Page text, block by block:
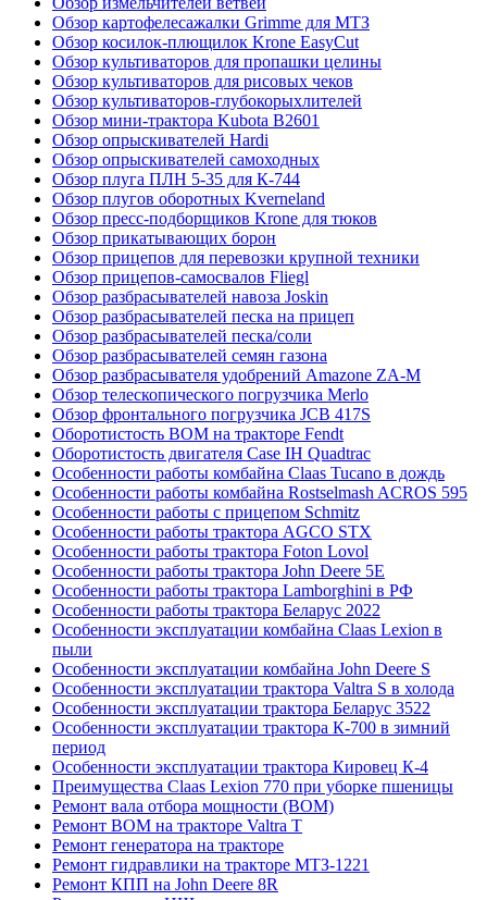
Обзор картофелесажалки Grimme для МТЗ
Обзор косилок-плющилок Krone EasyCut
Обзор культиваторов для пропашки целины
Обзор культиваторов для рисовых чеков
Обзор культиваторов-глубокорыхлителей
Обзор мини-трактора Kubota B2601
Обзор опрыскивателей Hardi
Обзор опрыскивателей самоходных
Обзор плуга ПЛН 5-35 для К-744
Обзор плугов оборотных Kverneland
Обзор пресс-подборщиков Krone для тюков
Обзор прикатывающих борон
Обзор прицепов для перевозки крупной техники
Обзор прицепов-самосвалов Fliegl
Обзор разбрасывателей навоза Joskin
Обзор разбрасывателей песка на прицеп
Обзор разбрасывателей песка/соли
Обзор разбрасывателей семян газона
Обзор разбрасывателя удобрений Amazone ZA-M
Обзор телескопического погрузчика Merlo
Обзор фронтального погрузчика JCB 417S
Оборотистость ВОМ на тракторе Fendt
Оборотистость двигателя Case IH Quadtrac
Особенности работы комбайна Claas Tucano в дождь
Особенности работы комбайна Rostselmash ACROS 595
Особенности работы с прицепом Schmitz
Особенности работы трактора AGCO STX
Особенности работы трактора Foton Lovol
Особенности работы трактора John Deere 5E
Особенности работы трактора Lamborghini в РФ
Особенности работы трактора Беларус 2022
Особенности эксплуатации комбайна Claas Lexion в
пыли
Особенности эксплуатации комбайна John Deere S
Особенности эксплуатации трактора Valtra S в холода
Особенности эксплуатации трактора Беларус 3522
Особенности эксплуатации трактора К-700 в зимний
период
Особенности эксплуатации трактора Кировец К-4
Преимущества Claas Lexion 770 при уборке пшеницы
Ремонт вала отбора мощности (ВОМ)
Ремонт ВОМ на тракторе Valtra T
Ремонт генератора на тракторе
Ремонт гидравлики на тракторе МТЗ-1221
Ремонт КПП на John Deere 8R